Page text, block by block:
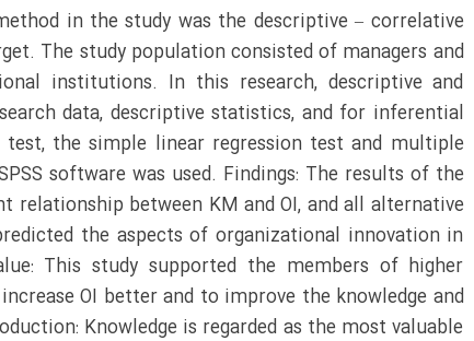
in the study was the descriptive – correlative
The study population consisted of managers and
institutions. In this research, descriptive and
data, descriptive statistics, and for inferential
the simple linear regression test and multiple
software was used. Findings: The results of the
between KM and OI, and all alternative
the aspects of organizational innovation in
This study supported the members of higher
OI better and to improve the knowledge and
Knowledge is regarded as the most valuable